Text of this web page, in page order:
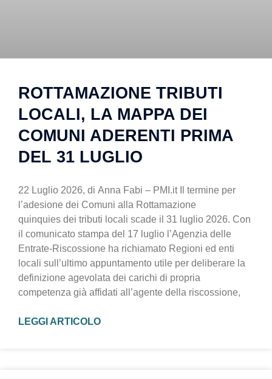
ROTTAMAZIONE TRIBUTI
LOCALI, LA MAPPA DEI
COMUNI ADERENTI PRIMA
DEL 31 LUGLIO
22 Luglio 2026, di Anna Fabi – PMI.it Il termine per
l’adesione dei Comuni alla Rottamazione
quinquies dei tributi locali scade il 31 luglio 2026. Con
il comunicato stampa del 17 luglio l’Agenzia delle
Entrate-Riscossione ha richiamato Regioni ed enti
locali sull’ultimo appuntamento utile per deliberare la
definizione agevolata dei carichi di propria
competenza già affidati all’agente della riscossione,
LEGGI ARTICOLO